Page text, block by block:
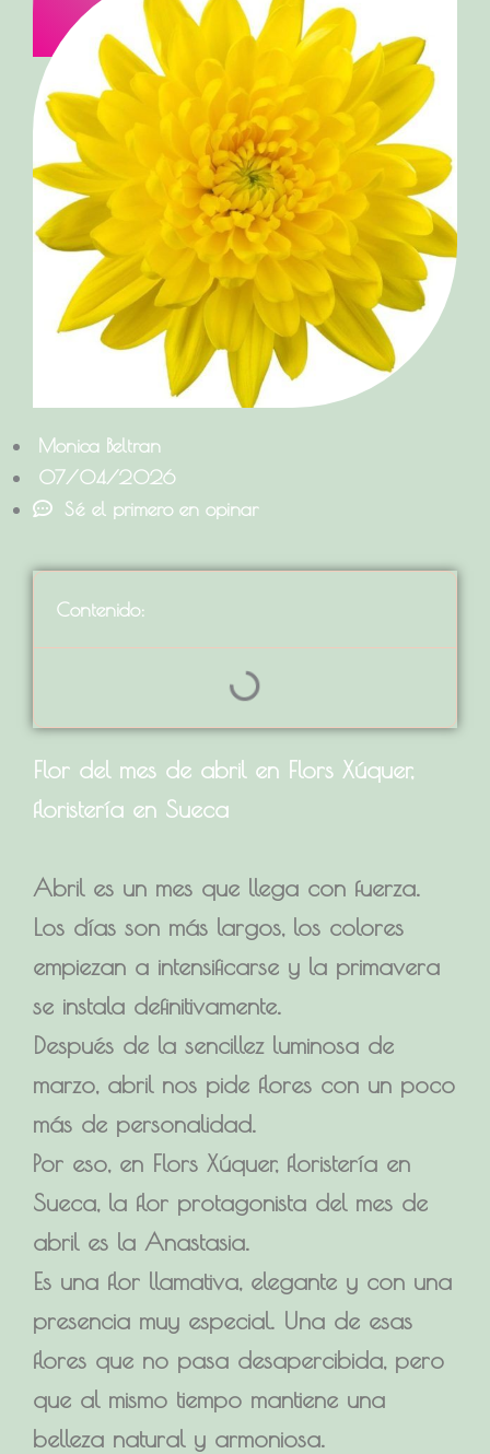
Monica Beltran
07/04/2026
Sé el primero en opinar
Contenido:
Flor del mes de abril en Flors Xúquer,
floristería en Sueca
Abril es un mes que llega con fuerza.
Los días son más largos, los colores
empiezan a intensificarse y la primavera
se instala definitivamente.
Después de la sencillez luminosa de
marzo, abril nos pide flores con un poco
más de personalidad.
Por eso, en Flors Xúquer, floristería en
Sueca, la flor protagonista del mes de
abril es la Anastasia.
Es una flor llamativa, elegante y con una
presencia muy especial. Una de esas
flores que no pasa desapercibida, pero
que al mismo tiempo mantiene una
belleza natural y armoniosa.